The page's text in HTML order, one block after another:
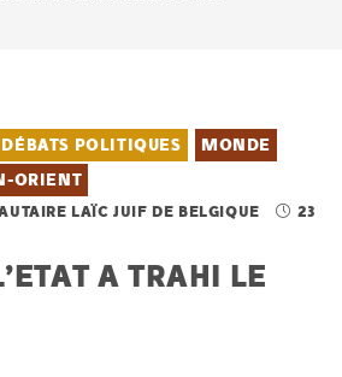
DÉBATS POLITIQUES
MONDE
ORIENT
LAÏC JUIF DE BELGIQUE
23
A TRAHI LE